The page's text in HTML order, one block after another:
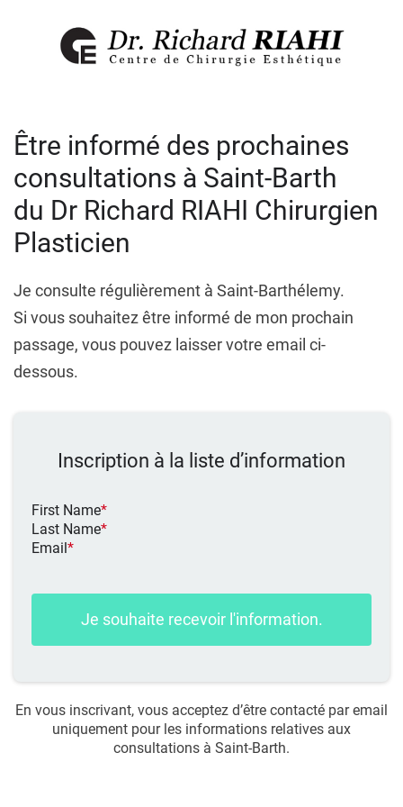
Être informé des prochaines
consultations à Saint-Barth
du Dr Richard RIAHI Chirurgien
Plasticien
Je consulte régulièrement à Saint-Barthélemy.
Si vous souhaitez être informé de mon prochain
passage, vous pouvez laisser votre email ci-
dessous.
Inscription à la liste d’information
First Name*
Last Name*
Email*
Je souhaite recevoir l'information.
En vous inscrivant, vous acceptez d’être contacté par email
uniquement pour les informations relatives aux
consultations à Saint-Barth.